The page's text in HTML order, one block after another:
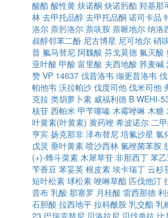
酸酯 酸性黄 炔诺酮 炔诺肟酯 羟基那
林 去甲托品醇 去甲托品酮 诺司卡品
洛尔 萘肟洛尔 萘呋胺 萘哌地尔 纳洛
叔醇邻苯二酚 尼古博星 尼可地尔 硝
昔 氟马替尼 阿魏酸 芬戈莫德 氟灭酸
亚叶酸 甲酸 富里酸 夫西地酸 荞麦碱
赞 VP 14637 伐昔洛韦 缬更昔洛韦
帕他韦 沃拉帕沙 伐度司他 伐米司他
克拉 类胡萝卜素 威福利德 B WEHI-
核苷 西帕米 甲苄噻嗪 木霉唑啉 木糖
叶黄素(叶黄素) 黄药唑 希波诺尔 二
亨宾 扬克那非 泽布替尼 培氟沙星 氯
戊灵 垂叶黄素 喷沙西林 氟唑菌苯胺
(+)-蜂斗菜素 木犀草苷 非那西丁 苯
苄香豆 苯妥英 根皮素 埃卡瑞丁 云杉
短叶松素 球松素 唑啉草酯 匹伐他汀
昔布 乳酸 那塞罗 月桂酸 雷西那德
石胆酸 拉西地平 拉科酰胺 乳交酯 乳
23 巴瑞克替尼 贝洛拉尼 贝伐单抗 比